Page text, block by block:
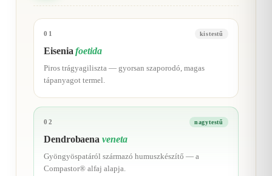
01 kistestű
Eiseniafoetida
Piros trágyagiliszta — gyorsan szaporodó, magas
tápanyagot termel.
02 nagytestű
Dendrobaenaveneta
Gyöngyöspatáról származó humuszkészítő — a
Compastor® alfaj alapja.